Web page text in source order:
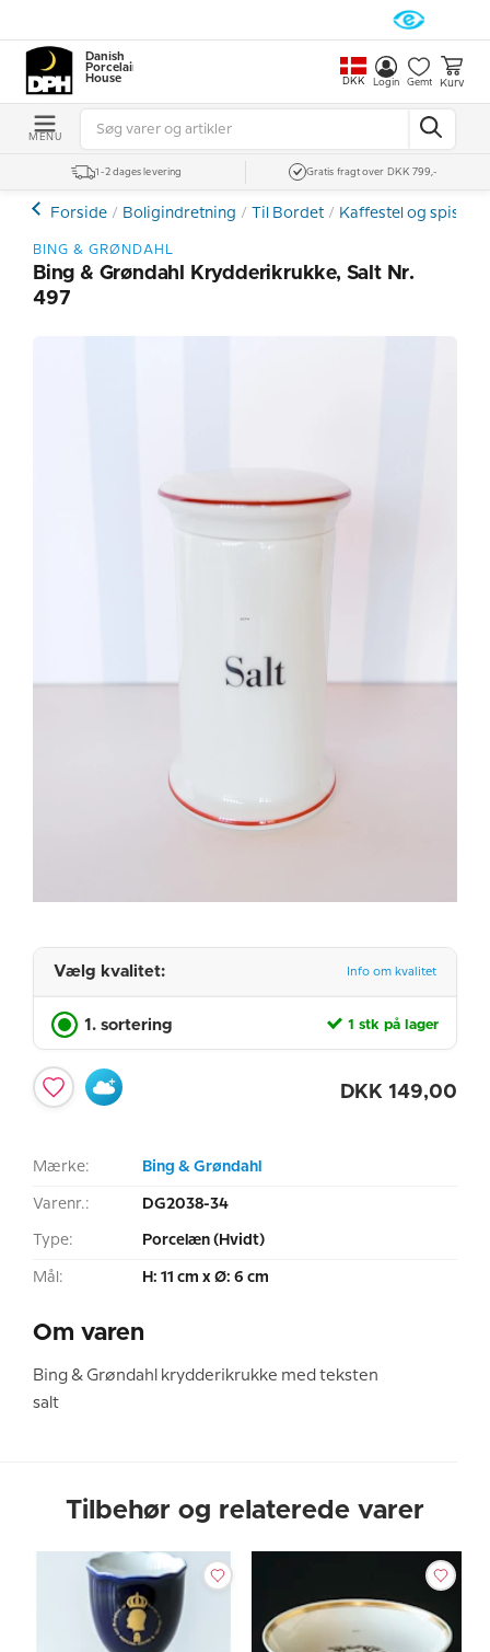
Danish
Porcelain
House
DKK Login Gemt Kurv
MENU
1-2 dages levering Gratis fragt over DKK 799,-
Forside Boligindretning Til Bordet Kaffestel og
BING & GRØNDAHL
Bing & Grøndahl Krydderikrukke, Salt Nr.
497
Vælg kvalitet: Info om kvalitet
1. sortering 1 stk på lager
DKK 149,00
Mærke: Bing & Grøndahl
Varenr.: DG2038-34
Type: Porcelæn (Hvidt)
Mål: H: 11 cm x Ø: 6 cm
Om varen
Bing & Grøndahl krydderikrukke med teksten
salt
Tilbehør og relaterede varer